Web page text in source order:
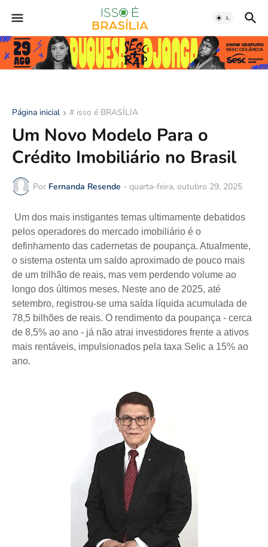
Página inicial # isso é BRASÍLIA
Um Novo Modelo Para o
Crédito Imobiliário no Brasil
Por Fernanda Resende - quarta-feira, outubro 29, 2025
Um dos mais instigantes temas ultimamente debatidos
pelos operadores do mercado imobiliário é o
definhamento das cadernetas de poupança. Atualmente,
o sistema ostenta um saldo aproximado de pouco mais
de um trilhão de reais, mas vem perdendo volume ao
longo dos últimos meses. Neste ano de 2025, até
setembro, registrou-se uma saída líquida acumulada de
78,5 bilhões de reais. O rendimento da poupança - cerca
de 8,5% ao ano - já não atrai investidores frente a ativos
mais rentáveis, impulsionados pela taxa Selic a 15% ao
ano.